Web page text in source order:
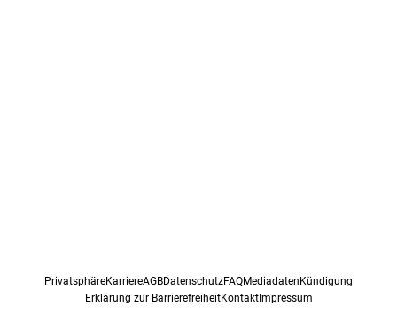
PrivatsphäreKarriereAGBDatenschutzFAQMediadaten Kündigung
Erklärung zur BarrierefreiheitKontaktImpressum